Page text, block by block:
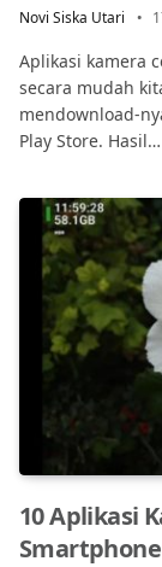
Novi Siska Utari
Aplikasi kamera
secara mudah
mendownload-
Play Store. Hasil…
10 Aplikasi